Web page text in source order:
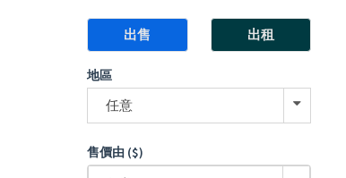
出售 出租
地區
任意
售價由 ($)